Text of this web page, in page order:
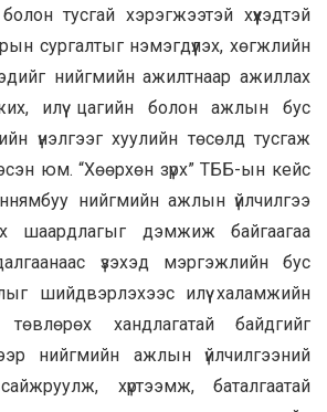
тусгай хэрэгжээтэй хүүхэдтэй
сургалтыг нэмэгдүүлэх, хөгжлийн
нийгмийн ажилтнаар ажиллах
илүү цагийн болон ажлын бус
үнэлгээг хуулийн төсөлд тусгаж
юм. “Хөөрхөн зүрх” ТББ-ын кейс
нийгмийн ажлын үйлчилгээ
шаардлагыг дэмжиж байгаагаа
үзэхэд мэргэжлийн бус
шийдвэрлэхээс илүү халамжийн
хандлагатай байдгийг
нийгмийн ажлын үйлчилгээний
хүртээмж, баталгаатай